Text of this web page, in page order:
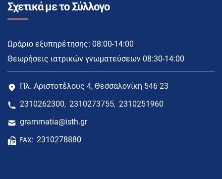
Σχετικά με το Σύλλογο
Ωράριο εξυπηρέτησης: 08:00-14:00
Θεωρήσεις ιατρικών γνωματεύσεων 08:30-14:00
Πλ. Αριστοτέλους 4, Θεσσαλονίκη 546 23
2310262300, 2310273755, 2310251960
grammatia@isth.gr
FAX: 2310278880